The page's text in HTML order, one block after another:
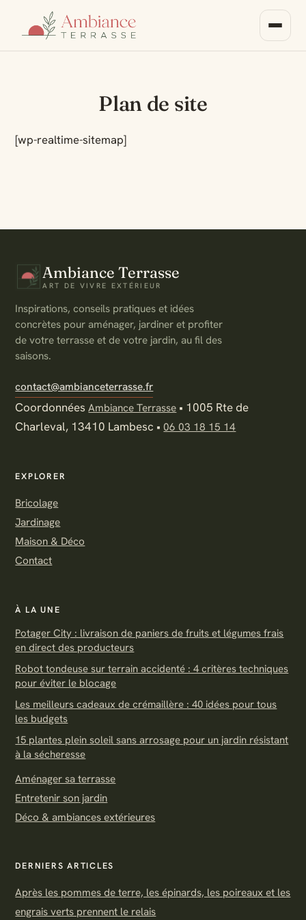
Plan de site
[wp-realtime-sitemap]
Ambiance Terrasse
ART DE VIVRE EXTÉRIEUR
Inspirations, conseils pratiques et idées
concrètes pour aménager, jardiner et profiter
de votre terrasse et de votre jardin, au fil des
saisons.
contact@ambianceterrasse.fr
Coordonnées Ambiance Terrasse • 1005 Rte de
Charleval, 13410 Lambesc •06 03 18 15 14
EXPLORER
Bricolage
Jardinage
Maison & Déco
Contact
À LA UNE
Potager City : livraison de paniers de fruits et légumes frais
en direct des producteurs
Robot tondeuse sur terrain accidenté : 4 critères techniques
pour éviter le blocage
Les meilleurs cadeaux de crémaillère : 40 idées pour tous
les budgets
15 plantes plein soleil sans arrosage pour un jardin résistant
à la sécheresse
Aménager sa terrasse
Entretenir son jardin
Déco & ambiances extérieures
DERNIERS ARTICLES
Après les pommes de terre, les épinards, les poireaux et les
engrais verts prennent le relais